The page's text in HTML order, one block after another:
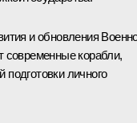
и обновления
современные корабли,
личного